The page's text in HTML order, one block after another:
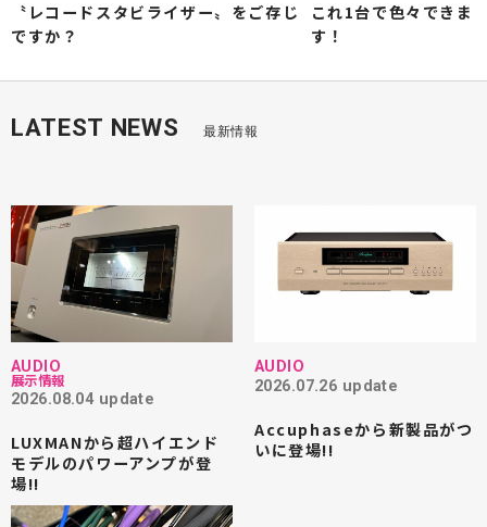
〝レコードスタビライザー〟をご存じ
ですか？
これ1台で色々できま
す！
LATEST NEWS 最新情報
AUDIO
展示情報
2026.08.04 update
LUXMANから超ハイエンド
モデルのパワーアンプが登
場!!
AUDIO
2026.07.26 update
Accuphaseから新製品がつ
いに登場!!